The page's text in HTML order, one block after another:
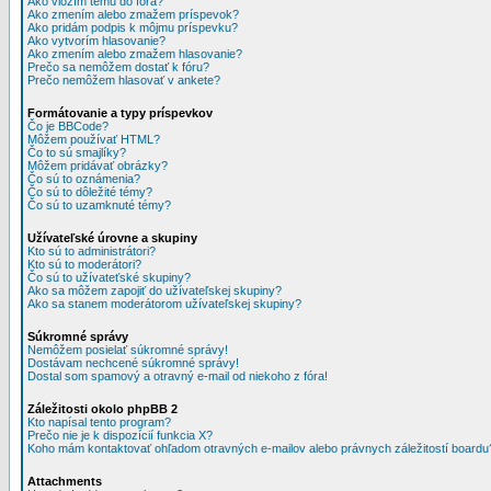
Ako zmením alebo zmažem príspevok?
Ako pridám podpis k môjmu príspevku?
Ako vytvorím hlasovanie?
Ako zmením alebo zmažem hlasovanie?
Prečo sa nemôžem dostať k fóru?
Prečo nemôžem hlasovať v ankete?
Formátovanie a typy príspevkov
Čo je BBCode?
Môžem používať HTML?
Čo to sú smajlíky?
Môžem pridávať obrázky?
Čo sú to oznámenia?
Čo sú to dôležité témy?
Čo sú to uzamknuté témy?
Užívateľské úrovne a skupiny
Kto sú to administrátori?
Kto sú to moderátori?
Čo sú to užívateťské skupiny?
Ako sa môžem zapojiť do užívateľskej skupiny?
Ako sa stanem moderátorom užívateľskej skupiny?
Súkromné správy
Nemôžem posielať súkromné správy!
Dostávam nechcené súkromné správy!
Dostal som spamový a otravný e-mail od niekoho z fóra!
Záležitosti okolo phpBB 2
Kto napísal tento program?
Prečo nie je k dispozícií funkcia X?
Koho mám kontaktovať ohľadom otravných e-mailov alebo právnych záležitostí
Attachments